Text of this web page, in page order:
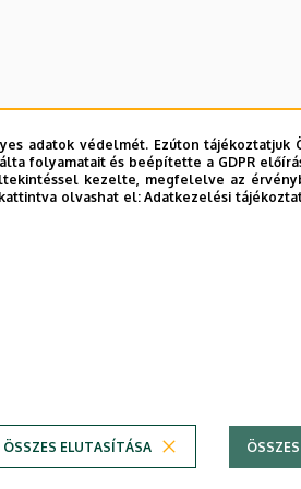
adatok védelmét. Ezúton tájékoztatjuk
folyamatait és beépítette a GDPR
kezelte, megfelelve az
olvashat el:Adatkezelési
ÖSSZES ELUTASÍTÁSA